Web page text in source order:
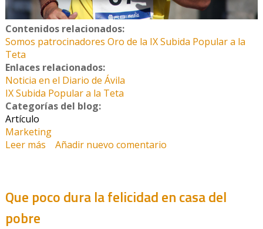
Contenidos relacionados:
Somos patrocinadores Oro de la IX Subida Popular a la
Teta
Enlaces relacionados:
Noticia en el Diario de Ávila
IX Subida Popular a la Teta
Categorías del blog:
Artículo
Marketing
Leer más sobre Casi 600 corredores participaron en la IX
Añadir nuevo comentario
Que poco dura la felicidad en casa del
pobre